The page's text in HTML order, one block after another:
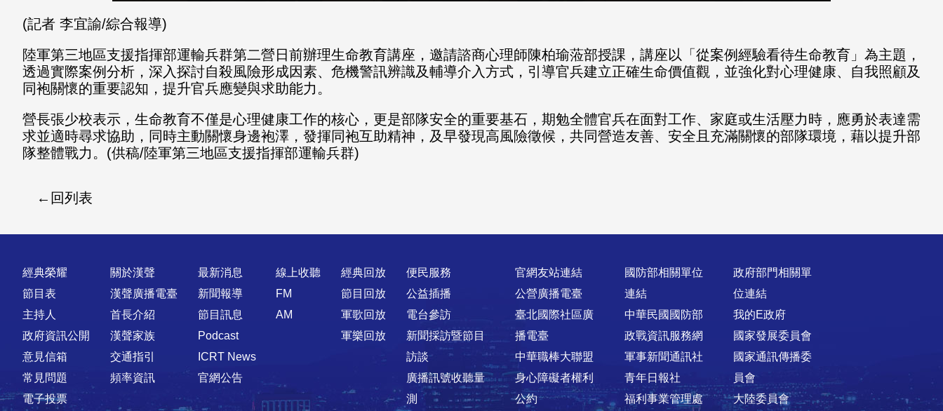
(記者 李宜諭/綜合報導)
陸軍第三地區支援指揮部運輸兵群第二營日前辦理生命教育講座，邀請諮商心理師陳柏瑜蒞部授課，講座以「從案例經驗看待生命教育」為主題，
透過實際案例分析，深入探討自殺風險形成因素、危機警訊辨識及輔導介入方式，引導官兵建立正確生命價值觀，並強化對心理健康、自我照顧及
同袍關懷的重要認知，提升官兵應變與求助能力。
營長張少校表示，生命教育不僅是心理健康工作的核心，更是部隊安全的重要基石，期勉全體官兵在面對工作、家庭或生活壓力時，應勇於表達需
求並適時尋求協助，同時主動關懷身邊袍澤，發揮同袍互助精神，及早發現高風險徵候，共同營造友善、安全且充滿關懷的部隊環境，藉以提升部
隊整體戰力。(供稿/陸軍第三地區支援指揮部運輸兵群)
回列表
快速連結
經典榮耀
節目表
主持人
政府資訊公開
意見信箱
常見問題
電子投票
關於漢聲
漢聲廣播電臺
首長介紹
漢聲家族
交通指引
頻率資訊
最新消息
新聞報導
節目訊息
Podcast
ICRT News
官網公告
線上收聽
FM
AM
經典回放
節目回放
軍歌回放
軍樂回放
便民服務
公益插播
電台參訪
新聞採訪暨節目
訪談
廣播訊號收聽量
測
官網友站連結
公營廣播電臺
臺北國際社區廣
播電臺
中華職棒大聯盟
身心障礙者權利
公約
國防部相關單位
連結
中華民國國防部
政戰資訊服務網
軍事新聞通訊社
青年日報社
福利事業管理處
政府部門相關單
位連結
我的E政府
國家發展委員會
國家通訊傳播委
員會
大陸委員會